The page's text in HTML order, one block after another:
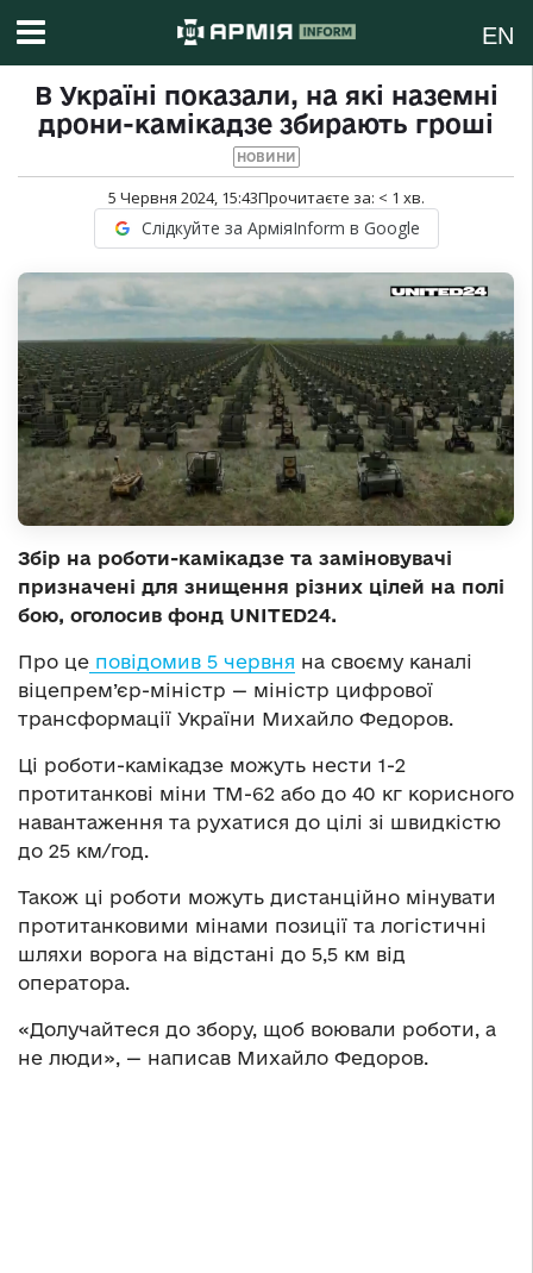
EN
В Україні показали, на які наземні
дрони-камікадзе збирають гроші
НОВИНИ
5 Червня 2024, 15:43Прочитаєте за: < 1 хв.
Слідкуйте за АрміяInform в Google
Збір на роботи-камікадзе та заміновувачі
призначені для знищення різних цілей на полі
бою, оголосив фонд UNITED24.
Про це повідомив 5 червня на своєму каналі
віцепрем’єр-міністр — міністр цифрової
трансформації України Михайло Федоров.
Ці роботи-камікадзе можуть нести 1-2
протитанкові міни ТМ-62 або до 40 кг корисного
навантаження та рухатися до цілі зі швидкістю
до 25 км/год.
Також ці роботи можуть дистанційно мінувати
протитанковими мінами позиції та логістичні
шляхи ворога на відстані до 5,5 км від
оператора.
«Долучайтеся до збору, щоб воювали роботи, а
не люди», — написав Михайло Федоров.